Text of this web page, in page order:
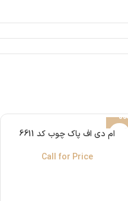
ام دی اف پاک چوب کد 6611
Call for Price